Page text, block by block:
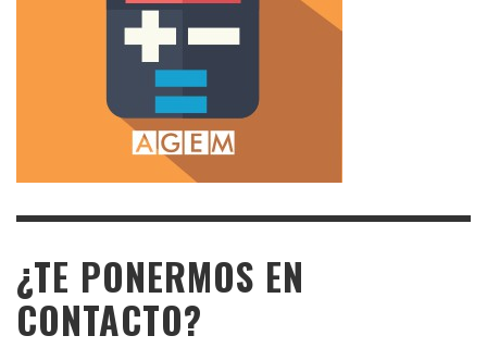
¿TE PONERMOS EN
CONTACTO?